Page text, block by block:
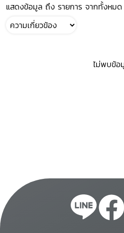
แสดงข้อมูล ถึง รายการ จากทั้งหม
ไม่พบข้อ